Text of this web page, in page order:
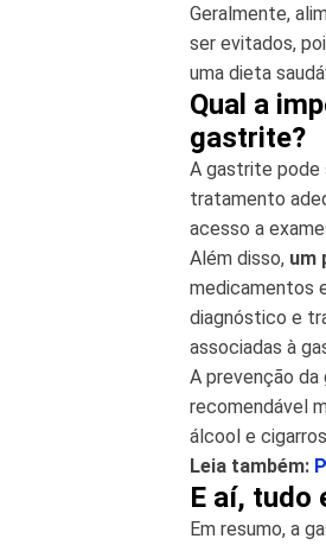
Geralmente,
ser evitados,
uma dieta
Qual a
gastrite?
A gastrite pode
tratamento
acesso a
Além disso, um
medicamentos
diagnóstico e
associadas à
A prevenção
recomendável
álcool e
Leia também:
E aí, tudo
Em resumo, a